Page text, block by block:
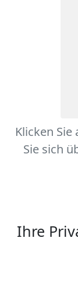
Klicken
Sie sich
Ihre